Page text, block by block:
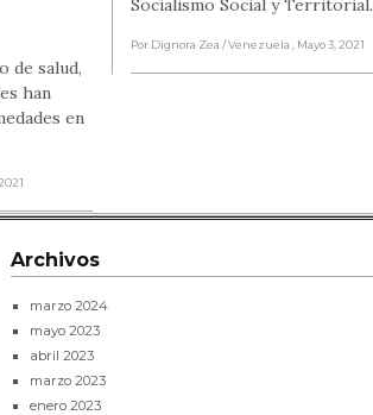
Socialismo Social y Territorial.
Por Dignora Zea / Venezuela , Mayo 3, 2021
de salud,
han
en
Archivos
marzo 2024
mayo 2023
abril 2023
marzo 2023
enero 2023